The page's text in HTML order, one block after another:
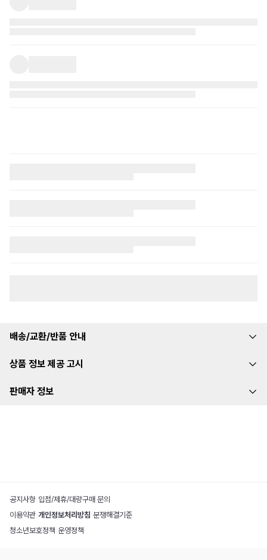
배송/교환/반품 안내
상품 정보 제공 고시
판매자 정보
공지사항 입점/제휴/대량구매 문의
이용약관 개인정보처리방침 분쟁해결기준
청소년보호정책 운영정책